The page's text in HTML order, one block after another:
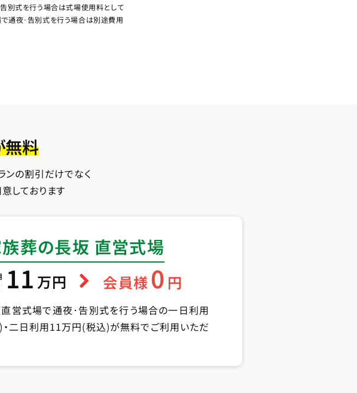
別式を行う場合は式場使用料として
通夜･告別式を行う場合は別途費用
無料
の割引だけでなく
しております
葬の長坂 直営式場
11 万円 会員様 0 円
営式場で通夜･告別式を行う場合の一日利用
二日利用11万円(税込)が無料でご利用いただ